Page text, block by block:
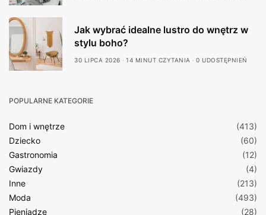
Jak wybrać idealne lustro do wnętrz w
stylu boho?
30 LIPCA 2026 14 MINUT CZYTANIA 0 UDOSTĘPNIEŃ
POPULARNE KATEGORIE
Dom i wnętrze
(413)
Dziecko
(60)
Gastronomia
(12)
Gwiazdy
(4)
Inne
(213)
Moda
(493)
Pieniądze
(28)